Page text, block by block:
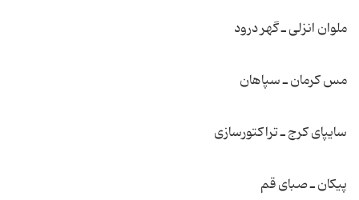
ملوان انزلی ـ گهر درود
مس كرمان ـ سپاهان
سایپای كرج ـ تراكتورسازی
پیكان ـ صبای قم